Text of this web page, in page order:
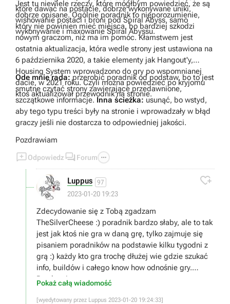
które dawać na postacie, dobrze wykonywane uniki,
wishowanie postaci i broni pod Spiral Abyss, samo
wykonywanie i maxowanie Spiral Abyssu.
Jest tu niewiele rzeczy, które mógłbym powiedzieć, że są
dobrze opisane. Ogólnie poradnik to nieporozumienie,
który nie powinien mieć miejsca, bo bardziej szkodzi
nowym graczom, niż ma im pomóc. Kłamstwem jest
ostatnia aktualizacja, która wedle strony jest ustawiona na
6 października 2020, a takie elementy jak Hangout'y,
Housing System wprowadzono do gry po wspomnianej
dacie, w 2021 roku. Czyli można powiedzieć po kryjomu
ktoś aktualizował przewodnik na stronie.
Ode mnie rada: przerobić poradnik od podstaw, bo to jest
smutne czytać strony zawierające przedawnione,
szczątkowe informacje. Inna ścieżka: usunąć, bo wstyd,
aby tego typu treści były na stronie i wprowadzały w błąd
graczy jeśli nie dostarcza to odpowiedniej jakości.
Pozdrawiam
Odpowiedz  Forum 
Luppus 97
2023-01-20 19:23

Zdecydowanie się z Tobą zgadzam
TheSilverCheese :) poradnik bardzo słaby, ale to tak
jest jak ktoś nie gra w daną grę, tylko zajmuje się
pisaniem poradników na podstawie kilku tygodni z
grą :) każdy kto gra trochę dłużej wie gdzie szukać
info, buildów i całego know how odnośnie gry.
Pozdrawiam
Pokaż całą wiadomość
[wyedytowany przez Luppus 2023-01-20 19:24:33]